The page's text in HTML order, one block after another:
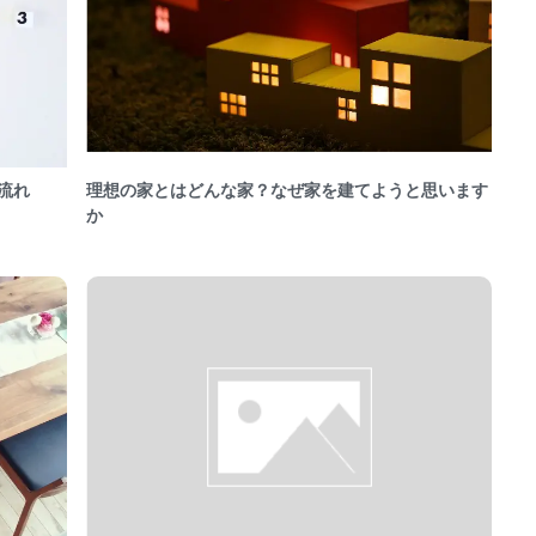
れ
理想の家とはどんな家？なぜ家を建てようと思います
か